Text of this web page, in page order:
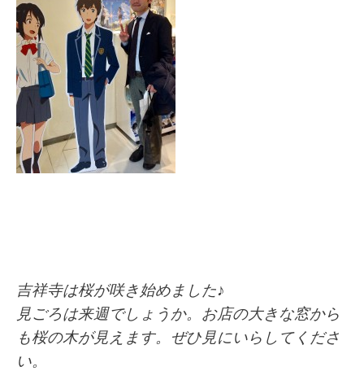
吉祥寺は桜が咲き始めました♪
見ごろは来週でしょうか。お店の大きな窓から
も桜の木が見えます。ぜひ見にいらしてくださ
い。